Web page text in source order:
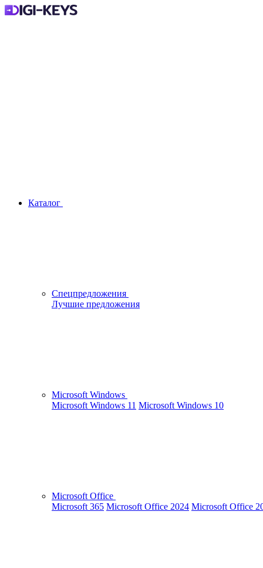
Каталог
Спецпредложения
Лучшие предложения
Microsoft Windows
Microsoft Windows 11 Microsoft Windows 10
Microsoft Office
Microsoft 365 Microsoft Office 2024 Microsoft Office